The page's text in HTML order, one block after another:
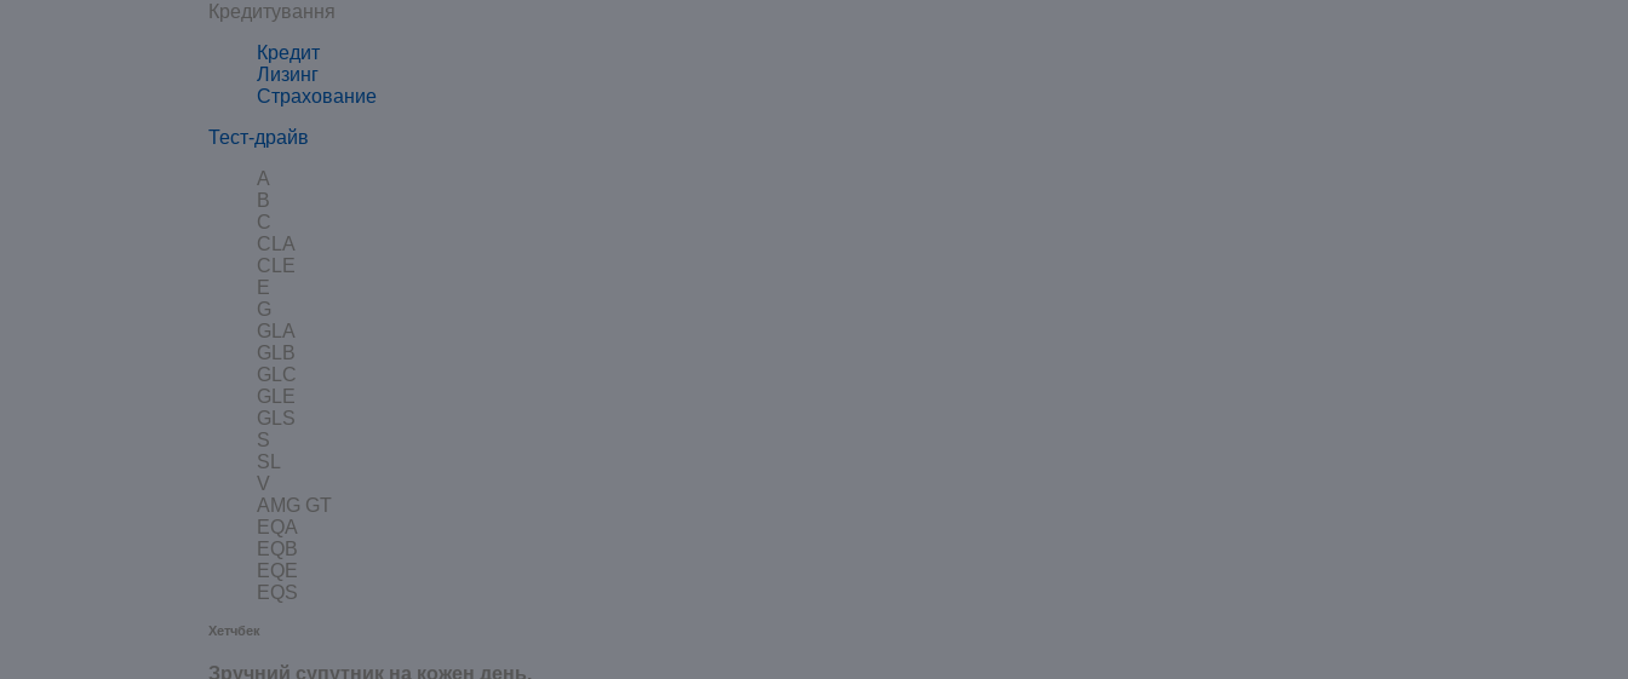
Кредитування
Кредит
Лизинг
Страхование
Тест-драйв
A
B
C
CLA
CLE
E
G
GLA
GLB
GLC
GLE
GLS
S
SL
V
AMG GT
EQA
EQB
EQE
EQS
Хетчбек
Зручний супутник на кожен день.